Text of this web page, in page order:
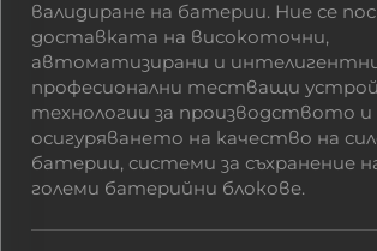
валидиране на батерии. Ние се
доставката на високоточни,
автоматизирани и
професионални тестващи
технологии за производството и
осигуряването на качество на
батерии, системи за съхранение
големи батерийни блокове.